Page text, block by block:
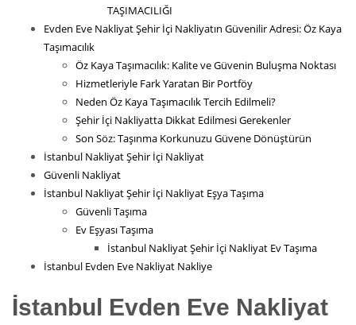
TAŞIMACILIĞI
Evden Eve Nakliyat Şehir İçi Nakliyatın Güvenilir Adresi: Öz Kaya
Taşımacılık
Öz Kaya Taşımacılık: Kalite ve Güvenin Buluşma Noktası
Hizmetleriyle Fark Yaratan Bir Portföy
Neden Öz Kaya Taşımacılık Tercih Edilmeli?
Şehir İçi Nakliyatta Dikkat Edilmesi Gerekenler
Son Söz: Taşınma Korkunuzu Güvene Dönüştürün
İstanbul Nakliyat Şehir İçi Nakliyat
Güvenli Nakliyat
İstanbul Nakliyat Şehir İçi Nakliyat Eşya Taşıma
Güvenli Taşıma
Ev Eşyası Taşıma
İstanbul Nakliyat Şehir İçi Nakliyat Ev Taşıma
İstanbul Evden Eve Nakliyat Nakliye
İstanbul Evden Eve Nakliyat